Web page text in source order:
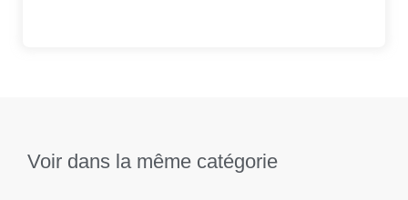
Voir dans la même catégorie